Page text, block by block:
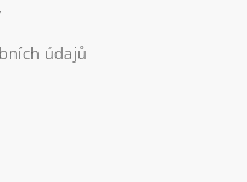
údajů